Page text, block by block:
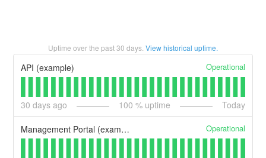
Uptime over the past30 days. View historical uptime.
API (example) Operational
30 days ago 100 % uptime Today
Management Portal (example) Operational